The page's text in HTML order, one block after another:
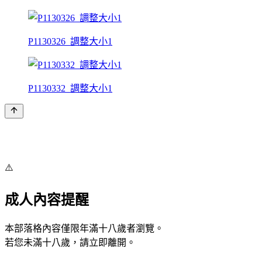
P1130326_調整大小1
P1130332_調整大小1
⚠️
成人內容提醒
本部落格內容僅限年滿十八歲者瀏覽。
若您未滿十八歲，請立即離開。